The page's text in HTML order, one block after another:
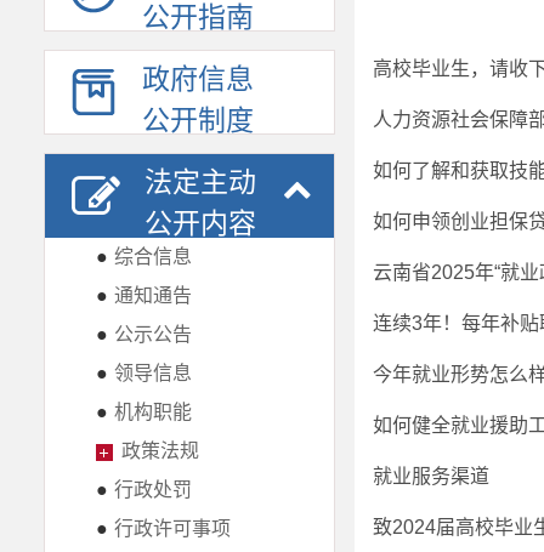
公开指南
政府信息
公开制度
法定主动
公开内容
● 综合信息
● 通知通告
● 公示公告
● 领导信息
● 机构职能
政策法规
● 行政处罚
● 行政许可事项
高校毕业生，请收
如何了解和获取技
如何申领创业担保
云南省2025年“就
连续3年！每年补
今年就业形势怎么
如何健全就业援助
就业服务渠道
致2024届高校毕业